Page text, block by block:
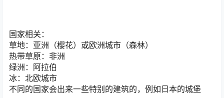
国家相关：
草地：亚洲（樱花）或欧洲城市（森林）
热带草原：非洲
绿洲：阿拉伯
冰：北欧城市
不同的国家会出来一些特别的建筑的，例如日本的城堡